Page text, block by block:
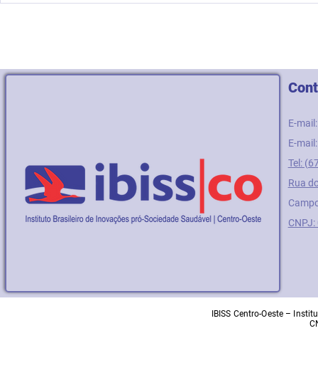
E-
E-
Tel:
Rua
IBISS Centro-Oeste –